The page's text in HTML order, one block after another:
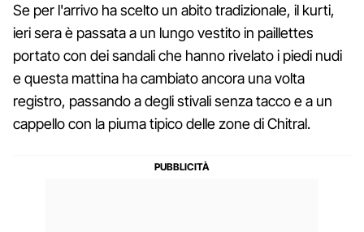
Se per l'arrivo ha scelto un abito tradizionale, il kurti,
ieri sera è passata a un lungo vestito in paillettes
portato con dei sandali che hanno rivelato i piedi nudi
e questa mattina ha cambiato ancora una volta
registro, passando a degli stivali senza tacco e a un
cappello con la piuma tipico delle zone di Chitral.